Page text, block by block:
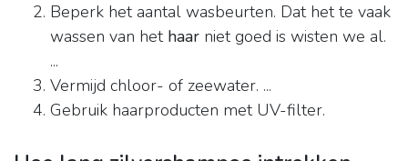
Beperk het aantal wasbeurten. Dat het te vaak
wassen van het haar niet goed is wisten we al.
...
Vermijd chloor- of zeewater. ...
Gebruik haarproducten met UV-filter.